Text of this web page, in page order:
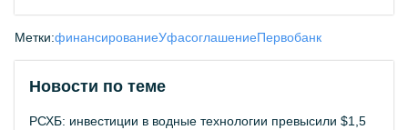
Метки:финансированиеУфасоглашениеПервобанк
Новости по теме
РСХБ: инвестиции в водные технологии превысили $1,5